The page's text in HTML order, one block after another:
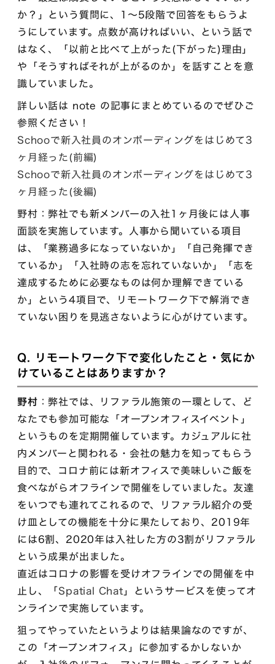
か？」という質問に、1〜5段階で回答をもらうよ
うにしています。点数が高ければいい、という話で
はなく、「以前と比べて上がった(下がった)理由」
や「そうすればそれが上がるのか」を話すことを意
識していました。
詳しい話は note の記事にまとめているのでぜひご
参照ください！
Schooで新入社員のオンボーディングをはじめて3
ヶ月経った(前編)
Schooで新入社員のオンボーディングをはじめて3
ヶ月経った(後編)
野村：弊社でも新メンバーの入社1ヶ月後には人事
面談を実施しています。人事から聞いている項目
は、「業務過多になっていないか」「自己発揮でき
ているか」「入社時の志を忘れていないか」「志を
達成するために必要なものは何か理解できている
か」という4項目で、リモートワーク下で解消でき
ていない困りを見逃さないように心がけています。
Q. リモートワーク下で変化したこと・気にか
けていることはありますか？
野村 ：弊社では、リファラル施策の一環として、ど
なたでも参加可能な「オープンオフィスイベント」
というものを定期開催しています。カジュアルに社
内メンバーと関われる・会社の魅力を知ってもらう
目的で、コロナ前には新オフィスで美味しいご飯を
食べながらオフラインで開催をしていました。友達
をいつでも連れてこれるので、リファラル紹介の受
け皿としての機能を十分に果たしており、2019年
には6割、2020年は入社した方の3割がリファラル
という成果が出ました。
直近はコロナの影響を受けオフラインでの開催を中
止し、「Spatial Chat」というサービスを使ってオ
ンラインで実施しています。
狙ってやっていたというよりは結果論なのですが、
この「オープンオフィス」に参加するかしないか